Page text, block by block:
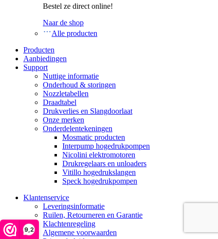
9,2
Bestel ze direct online!
Naar de shop
Alle producten
Producten
Aanbiedingen
Support
Nuttige informatie
Onderhoud & storingen
Nozzletabellen
Draadtabel
Drukverlies en Slangdoorlaat
Onze merken
Onderdelentekeningen
Mosmatic producten
Interpump hogedrukpompen
Nicolini elektromotoren
Drukregelaars en unloaders
Vitillo hogedrukslangen
Speck hogedrukpompen
Klantenservice
Leveringsinformatie
Ruilen, Retourneren en Garantie
Klachtenregeling
Algemene voorwaarden